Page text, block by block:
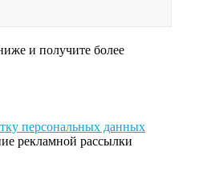
и получите более
персональных данных
рекламной рассылки